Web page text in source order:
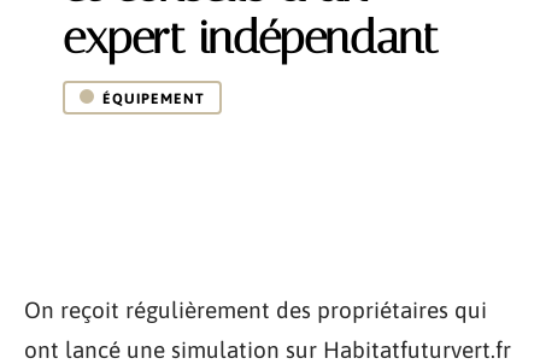
expert indépendant
ÉQUIPEMENT
On reçoit régulièrement des propriétaires qui
ont lancé une simulation sur Habitatfuturvert.fr